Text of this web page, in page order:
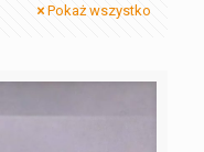
Pokaż wszystko